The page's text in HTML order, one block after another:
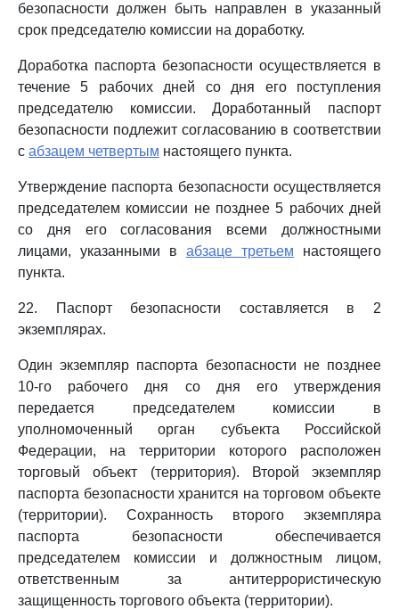
безопасности должен быть направлен в указанный
срок председателю комиссии на доработку.
Доработка паспорта безопасности осуществляется в
течение 5 рабочих дней со дня его поступления
председателю комиссии. Доработанный паспорт
безопасности подлежит согласованию в соответствии
с абзацем четвертым настоящего пункта.
Утверждение паспорта безопасности осуществляется
председателем комиссии не позднее 5 рабочих дней
со дня его согласования всеми должностными
лицами, указанными в абзаце третьем настоящего
пункта.
22. Паспорт безопасности составляется в 2
экземплярах.
Один экземпляр паспорта безопасности не позднее
10-го рабочего дня со дня его утверждения
передается председателем комиссии в
уполномоченный орган субъекта Российской
Федерации, на территории которого расположен
торговый объект (территория). Второй экземпляр
паспорта безопасности хранится на торговом объекте
(территории). Сохранность второго экземпляра
паспорта безопасности обеспечивается
председателем комиссии и должностным лицом,
ответственным за антитеррористическую
защищенность торгового объекта (территории).